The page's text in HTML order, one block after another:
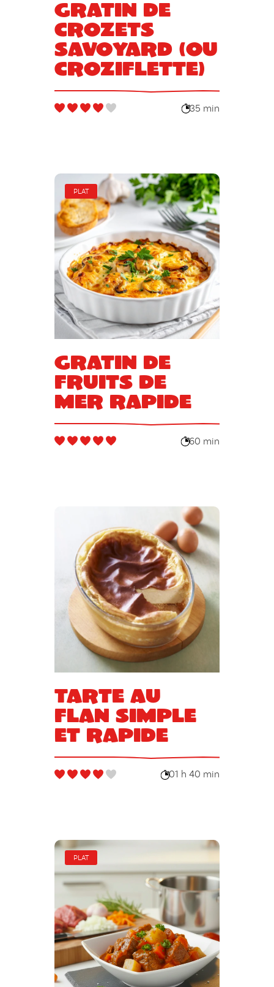
Gratin de
crozets
savoyard (ou
croziflette)
35 min
PLAT
Gratin de
fruits de
mer rapide
60 min
Tarte au
flan simple
et rapide
01 h 40 min
PLAT